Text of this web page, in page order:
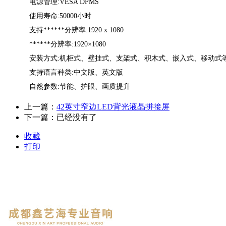
电源管理:VESA DPMS
使用寿命:50000小时
支持******分辨率:1920 x 1080
******分辨率:1920×1080
安装方式:机柜式、壁挂式、支架式、积木式、嵌入式、移动式
支持语言种类:中文版、英文版
自然参数:节能、护眼、画质提升
上一篇： 42英寸窄边LED背光液晶拼接屏
下一篇：已经没有了
收藏
打印